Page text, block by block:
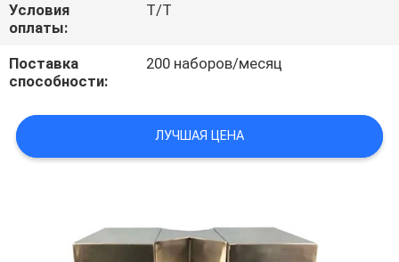
СПРОСИТЕ
ЦИТАТУ
КАРТА
САЙТА
POLICY
Условия
оплаты:
T/T
Поставка
способности:
200 наборов/месяц
ЛУЧШАЯ ЦЕНА